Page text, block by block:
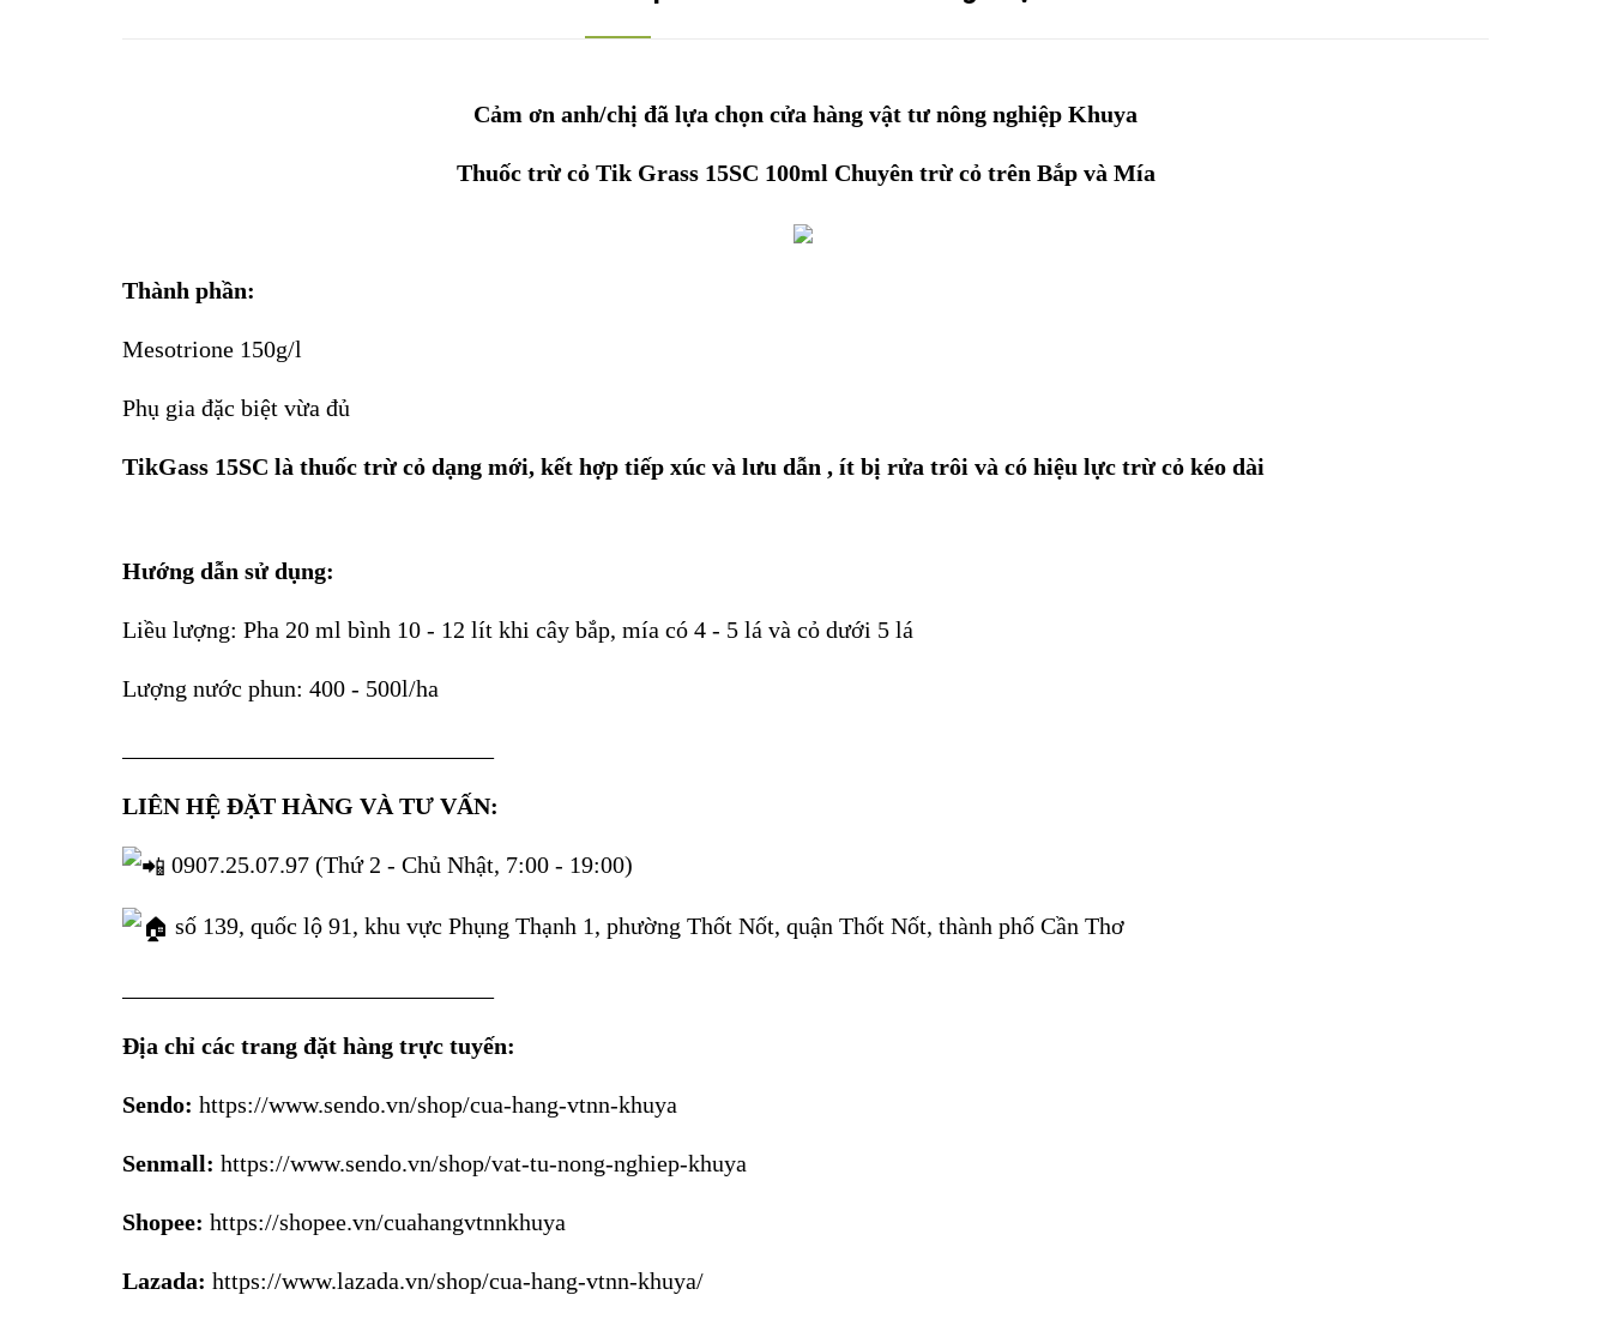
Cảm ơn anh/chị đã lựa chọn cửa hàng vật tư nông nghiệp Khuya
Thuốc trừ cỏ Tik Grass 15SC 100ml Chuyên trừ cỏ trên Bắp và Mía
Thành phần:
Mesotrione 150g/l
Phụ gia đặc biệt vừa đủ
TikGass 15SC là thuốc trừ cỏ dạng mới, kết hợp tiếp xúc và lưu dẫn , ít bị rửa trôi và có hiệu lực trừ cỏ kéo dài
Hướng dẫn sử dụng:
Liều lượng: Pha 20 ml bình 10 - 12 lít khi cây bắp, mía có 4 - 5 lá và cỏ dưới 5 lá
Lượng nước phun: 400 - 500l/ha
LIÊN HỆ ĐẶT HÀNG VÀ TƯ VẤN:
0907.25.07.97 (Thứ 2 - Chủ Nhật, 7:00 - 19:00)
số 139, quốc lộ 91, khu vực Phụng Thạnh 1, phường Thốt Nốt, quận Thốt Nốt, thành phố Cần Thơ
Địa chỉ các trang đặt hàng trực tuyến:
Sendo: https://www.sendo.vn/shop/cua-hang-vtnn-khuya
Senmall: https://www.sendo.vn/shop/vat-tu-nong-nghiep-khuya
Shopee: https://shopee.vn/cuahangvtnnkhuya
Lazada: https://www.lazada.vn/shop/cua-hang-vtnn-khuya/